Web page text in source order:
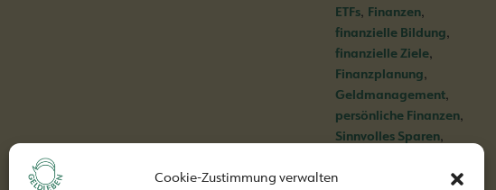
Cookie-Zustimmung verwalten
ETFs, Finanzen,
finanzielle Bildung,
finanzielle Ziele,
Finanzplanung,
Geldmanagement,
persönliche Finanzen,
Sinnvolles Sparen,
Sparformen